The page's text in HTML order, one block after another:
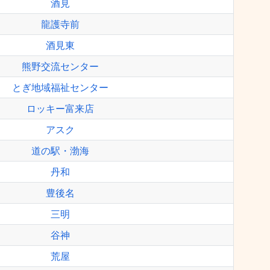
酒見
龍護寺前
酒見東
熊野交流センター
とぎ地域福祉センター
ロッキー富来店
アスク
道の駅・渤海
丹和
豊後名
三明
谷神
荒屋